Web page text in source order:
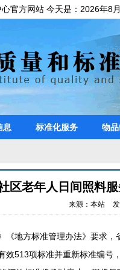
官方网站 今天是：
息 标准化服务 物
区老年人日间照料
《地方标准管理办法》要求
效513项标准并重新标准编